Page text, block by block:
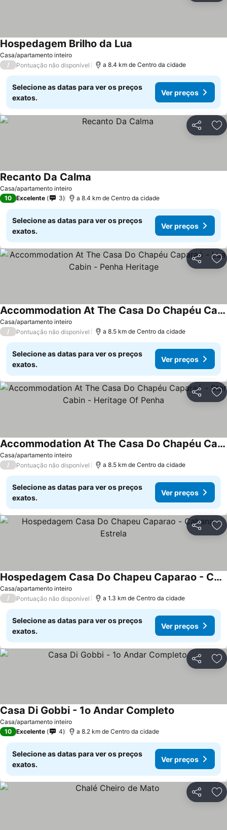
Casa/apartamento inteiro
Hospedagem Brilho da Lua
/ Pontuação não disponível a 8.4 km de Centro da cidade
Selecione as datas para ver os preços
exatos.
Ver preços
Partilhar
Casa/apartamento inteiro
Recanto Da Calma
10 Excelente 3 a 8.4 km de Centro da cidade
Selecione as datas para ver os preços
exatos.
Ver preços
Partilhar
Casa/apartamento inteiro
Accommodation At The Casa Do Chapéu Caparaó - Lua Cabin - Penha Heritage
Ver preços
/ Pontuação não disponível a 8.5 km de Centro da cidade
Selecione as datas para ver os preços
exatos.
Ver preços
Partilhar
Casa/apartamento inteiro
Accommodation At The Casa Do Chapéu Caparaó - Star Cabin - Heritage Of Penha
Ver preços
/ Pontuação não disponível a 8.5 km de Centro da cidade
Selecione as datas para ver os preços
exatos.
Ver preços
Partilhar
Casa/apartamento inteiro
Hospedagem Casa Do Chapeu Caparao - Cabana Estrela
Ver preços
/ Pontuação não disponível a 1.3 km de Centro da cidade
Selecione as datas para ver os preços
exatos.
Ver preços
Partilhar
Casa/apartamento inteiro
Casa Di Gobbi - 1o Andar Completo
10 Excelente 4 a 8.2 km de Centro da cidade
Selecione as datas para ver os preços
exatos.
Ver preços
Partilhar